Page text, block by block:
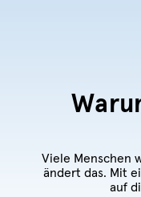
Viele Menschen
ändert das. Mit
auf